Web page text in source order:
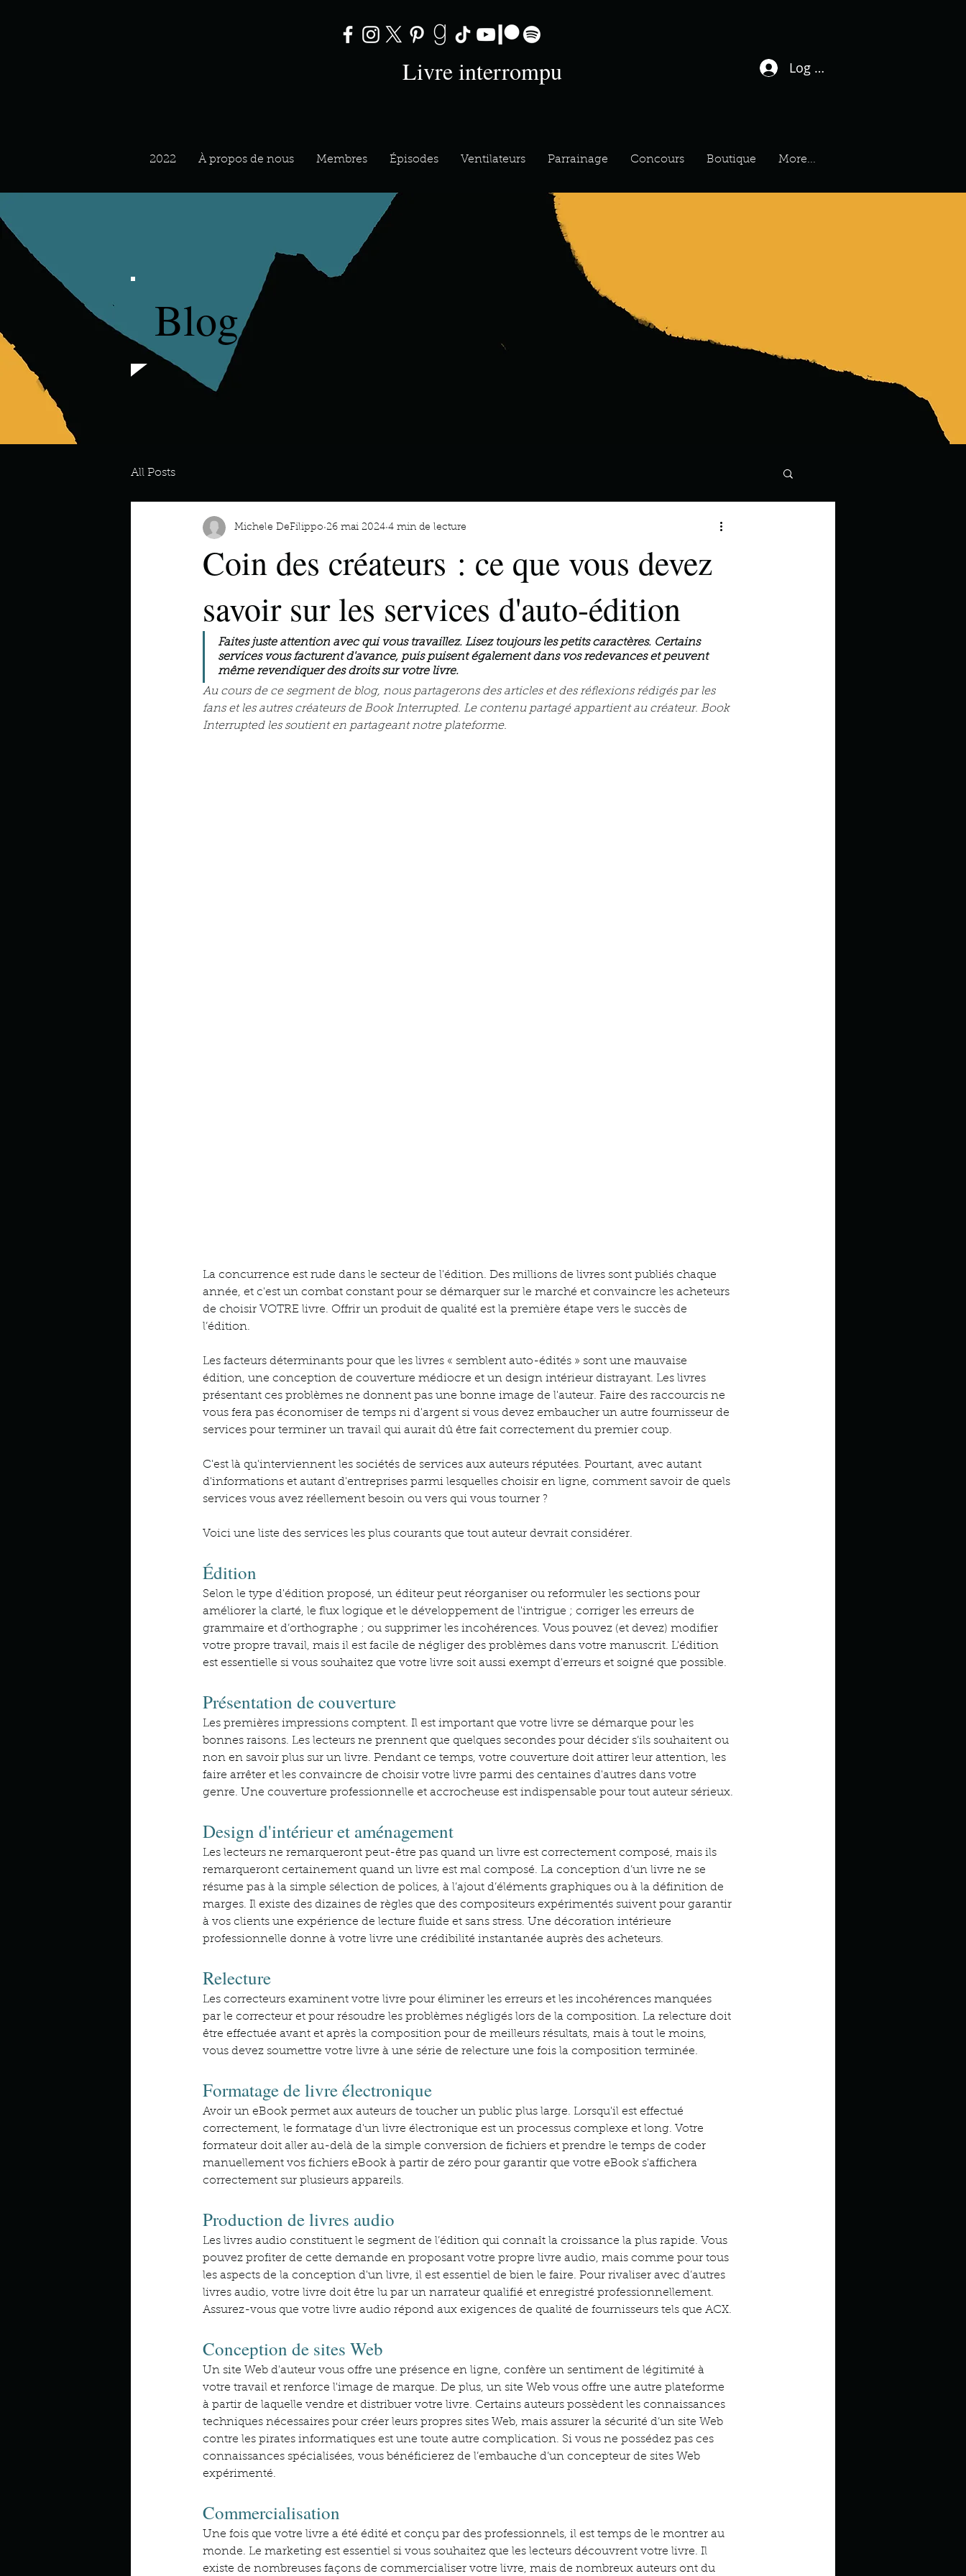
Livre interrompu Log In / Sign Up
2022 À propos de nous Membres Épisodes Ventilateurs Parrainage Concours Boutique More...
Blog
All Posts
Coin des créateurs : ce que vous devez
savoir sur les services d'auto-édition
Michele DeFilippo 26 mai 2024 4 min de lecture
Faites juste attention avec qui vous travaillez. Lisez toujours les petits caractères. Certains
services vous facturent d'avance, puis puisent également dans vos redevances et peuvent
même revendiquer des droits sur votre livre.
Au cours de ce segment de blog, nous partagerons des articles et des réflexions rédigés par les
fans et les autres créateurs de Book Interrupted. Le contenu partagé appartient au créateur. Book
Interrupted les soutient en partageant notre plateforme.
La concurrence est rude dans le secteur de l'édition. Des millions de livres sont publiés chaque
année, et c'est un combat constant pour se démarquer sur le marché et convaincre les acheteurs
de choisir VOTRE livre. Offrir un produit de qualité est la première étape vers le succès de
l’édition.
Les facteurs déterminants pour que les livres « semblent auto-édités » sont une mauvaise
édition, une conception de couverture médiocre et un design intérieur distrayant. Les livres
présentant ces problèmes ne donnent pas une bonne image de l'auteur. Faire des raccourcis ne
vous fera pas économiser de temps ni d'argent si vous devez embaucher un autre fournisseur de
services pour terminer un travail qui aurait dû être fait correctement du premier coup.
C'est là qu'interviennent les sociétés de services aux auteurs réputées. Pourtant, avec autant
d'informations et autant d'entreprises parmi lesquelles choisir en ligne, comment savoir de quels
services vous avez réellement besoin ou vers qui vous tourner ?
Voici une liste des services les plus courants que tout auteur devrait considérer.
Édition
Selon le type d'édition proposé, un éditeur peut réorganiser ou reformuler les sections pour
améliorer la clarté, le flux logique et le développement de l'intrigue ; corriger les erreurs de
grammaire et d’orthographe ; ou supprimer les incohérences. Vous pouvez (et devez) modifier
votre propre travail, mais il est facile de négliger des problèmes dans votre manuscrit. L'édition
est essentielle si vous souhaitez que votre livre soit aussi exempt d'erreurs et soigné que possible.
Présentation de couverture
Les premières impressions comptent. Il est important que votre livre se démarque pour les
bonnes raisons. Les lecteurs ne prennent que quelques secondes pour décider s’ils souhaitent ou
non en savoir plus sur un livre. Pendant ce temps, votre couverture doit attirer leur attention, les
faire arrêter et les convaincre de choisir votre livre parmi des centaines d'autres dans votre
genre. Une couverture professionnelle et accrocheuse est indispensable pour tout auteur sérieux.
Design d'intérieur et aménagement
Les lecteurs ne remarqueront peut-être pas quand un livre est correctement composé, mais ils
remarqueront certainement quand un livre est mal composé. La conception d’un livre ne se
résume pas à la simple sélection de polices, à l’ajout d’éléments graphiques ou à la définition de
marges. Il existe des dizaines de règles que des compositeurs expérimentés suivent pour garantir
à vos clients une expérience de lecture fluide et sans stress. Une décoration intérieure
professionnelle donne à votre livre une crédibilité instantanée auprès des acheteurs.
Relecture
Les correcteurs examinent votre livre pour éliminer les erreurs et les incohérences manquées
par le correcteur et pour résoudre les problèmes négligés lors de la composition. La relecture doit
être effectuée avant et après la composition pour de meilleurs résultats, mais à tout le moins,
vous devez soumettre votre livre à une série de relecture une fois la composition terminée.
Formatage de livre électronique
Avoir un eBook permet aux auteurs de toucher un public plus large. Lorsqu'il est effectué
correctement, le formatage d'un livre électronique est un processus complexe et long. Votre
formateur doit aller au-delà de la simple conversion de fichiers et prendre le temps de coder
manuellement vos fichiers eBook à partir de zéro pour garantir que votre eBook s'affichera
correctement sur plusieurs appareils.
Production de livres audio
Les livres audio constituent le segment de l’édition qui connaît la croissance la plus rapide. Vous
pouvez profiter de cette demande en proposant votre propre livre audio, mais comme pour tous
les aspects de la conception d'un livre, il est essentiel de bien le faire. Pour rivaliser avec d’autres
livres audio, votre livre doit être lu par un narrateur qualifié et enregistré professionnellement.
Assurez-vous que votre livre audio répond aux exigences de qualité de fournisseurs tels que ACX.
Conception de sites Web
Un site Web d'auteur vous offre une présence en ligne, confère un sentiment de légitimité à
votre travail et renforce l'image de marque. De plus, un site Web vous offre une autre plateforme
à partir de laquelle vendre et distribuer votre livre. Certains auteurs possèdent les connaissances
techniques nécessaires pour créer leurs propres sites Web, mais assurer la sécurité d’un site Web
contre les pirates informatiques est une toute autre complication. Si vous ne possédez pas ces
connaissances spécialisées, vous bénéficierez de l’embauche d’un concepteur de sites Web
expérimenté.
Commercialisation
Une fois que votre livre a été édité et conçu par des professionnels, il est temps de le montrer au
monde. Le marketing est essentiel si vous souhaitez que les lecteurs découvrent votre livre. Il
existe de nombreuses façons de commercialiser votre livre, mais de nombreux auteurs ont du